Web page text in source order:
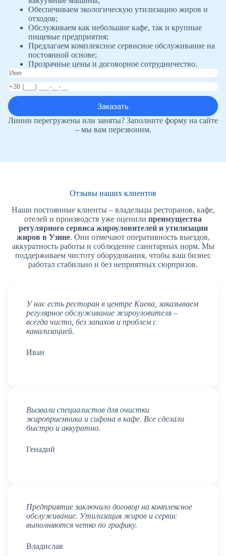
Обеспечиваем экологическую утилизацию жиров и
отходов;
Обслуживаем как небольшие кафе, так и крупные
пищевые предприятия;
Предлагаем комплексное сервисное обслуживание на
постоянной основе;
Прозрачные цены и договорное сотрудничество.
Линии перегружены или заняты? Заполните форму на сайте
– мы вам перезвоним.
Отзывы наших клиентов
Наши постоянные клиенты – владельцы ресторанов, кафе,
отелей и производств уже оценили преимущества
регулярного сервиса жироуловителей и утилизации
жиров в Узине. Они отмечают оперативность выездов,
аккуратность работы и соблюдение санитарных норм. Мы
поддерживаем чистоту оборудования, чтобы ваш бизнес
работал стабильно и без неприятных сюрпризов.
У нас есть ресторан в центре Киева, заказываем
регулярное обслуживание жироуловителя –
всегда чисто, без запахов и проблем с
канализацией.
Иван
Вызвали специалистов для очистки
жироприемника и сифона в кафе. Все сделали
быстро и аккуратно.
Генадий
Предприятие заключило договор на комплексное
обслуживание. Утилизация жиров и сервис
выполняются четко по графику.
Владислав